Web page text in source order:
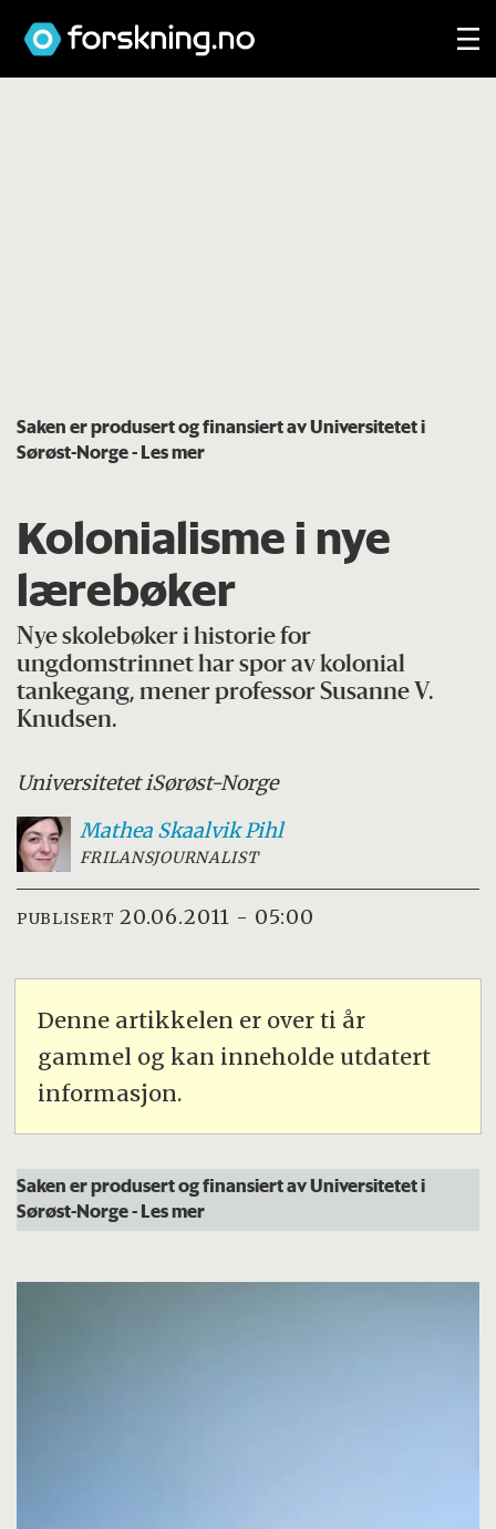
Saken er produsert og finansiert av Universitetet i
Sørøst-Norge- Les mer
Kolonialisme i nye
lærebøker
Nye skolebøker i historie for
ungdomstrinnet har spor av kolonial
tankegang, mener professor Susanne V.
Knudsen.
Universitetet iSørøst-Norge
Mathea SkaalvikPihl
FRILANSJOURNALIST
PUBLISERT 20.06.2011 - 05:00
Denne artikkelen er over ti år
gammel og kan inneholde utdatert
informasjon.
Saken er produsert og finansiert av Universitetet i
Sørøst-Norge- Les mer